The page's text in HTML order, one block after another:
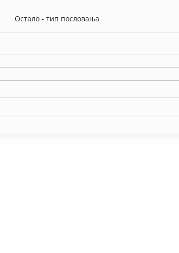
Остало - тип пословања